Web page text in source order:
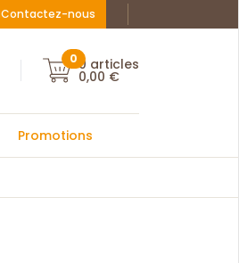
Contactez-nous Facebook : La
Instagram :
Mon compte
00 articles
0,00 €
Promotions